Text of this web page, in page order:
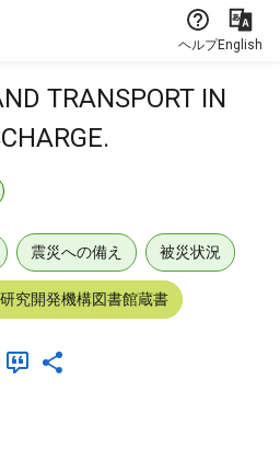
ヘルプEnglish
TRANSPORT IN
震災への備え 被災状況
究開発機構図書館蔵書